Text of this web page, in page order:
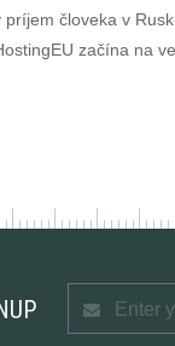
človeka v
začína na